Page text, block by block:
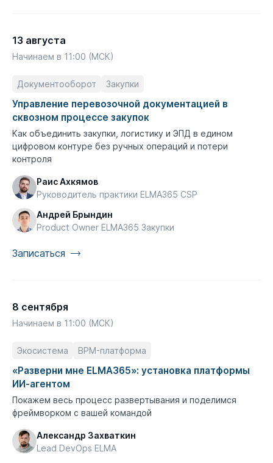
13 августа
Начинаем в 11:00 (МСК)
Документооборот Закупки
Управление перевозочной документацией в
сквозном процессе закупок
Как объединить закупки, логистику и ЭПД в едином
цифровом контуре без ручных операций и потери
контроля
Раис Ахкямов
Руководитель практики ELMA365 CSP
Андрей Брындин
Product Owner ELMA365 Закупки
Записаться
8 сентября
Начинаем в 11:00 (МСК)
Экосистема BPM-платформа
«Разверни мне ELMA365»: установка платформы
ИИ-агентом
Покажем весь процесс развертывания и поделимся
фреймворком с вашей командой
Александр Захваткин
Lead DevOps ELMA